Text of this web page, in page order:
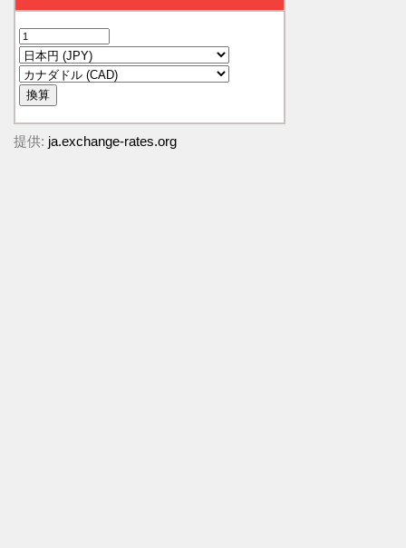
提供: ja.exchange-rates.org